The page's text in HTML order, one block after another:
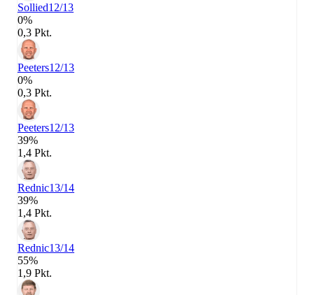
Sollied12/13
0%
0,3 Pkt.
Peeters12/13
0%
0,3 Pkt.
Peeters12/13
39%
1,4 Pkt.
Rednic13/14
39%
1,4 Pkt.
Rednic13/14
55%
1,9 Pkt.